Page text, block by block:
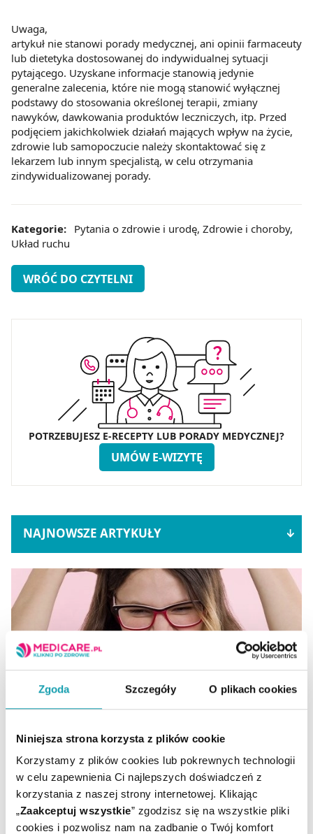
Zgoda Szczegóły O plikach cookies
Niniejsza strona korzysta z plików cookie
Korzystamy z plików cookies lub pokrewnych technologii
w celu zapewnienia Ci najlepszych doświadczeń z
korzystania z naszej strony internetowej. Klikając
„Zaakceptuj wszystkie” zgodzisz się na wszystkie pliki
cookies i pozwolisz nam na zadbanie o Twój komfort
Uwaga,
artykuł nie stanowi porady medycznej, ani opinii farmaceuty
lub dietetyka dostosowanej do indywidualnej sytuacji
pytającego. Uzyskane informacje stanowią jedynie
generalne zalecenia, które nie mogą stanowić wyłącznej
podstawy do stosowania określonej terapii, zmiany
nawyków, dawkowania produktów leczniczych, itp. Przed
podjęciem jakichkolwiek działań mających wpływ na życie,
zdrowie lub samopoczucie należy skontaktować się z
lekarzem lub innym specjalistą, w celu otrzymania
zindywidualizowanej porady.
Kategorie: Pytania o zdrowie i urodę, Zdrowie i choroby,
Układ ruchu
WRÓĆ DO CZYTELNI
POTRZEBUJESZ E-RECEPTY LUB PORADY MEDYCZNEJ?
UMÓW E-WIZYTĘ
NAJNOWSZE ARTYKUŁY
Wszawica: fakty i mity na temat choroby
Co warto wiedzieć, aby uchronić się przed zarażeniem
wszawicą? W jaki sposób wykryć i leczyć wszawicę?
CZYTAJ DALEJ